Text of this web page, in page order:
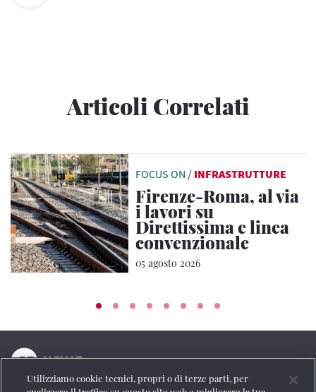
Articoli Correlati
FOCUS ON / INFRASTRUTTURE
Firenze-Roma, al via
i lavori su
Direttissima e linea
convenzionale
05 agosto 2026
La testata online del Gruppo FS Italiane
Utilizziamo cookie tecnici, propri o di terze parti, per